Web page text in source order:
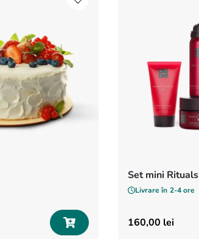
Set mini Rituals
Livrare în 2-4 ore
160,00 lei